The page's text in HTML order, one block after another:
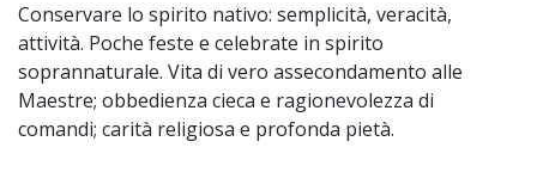
Conservare lo spirito nativo: semplicità, veracità,
attività. Poche feste e celebrate in spirito
soprannaturale. Vita di vero assecondamento alle
Maestre; obbedienza cieca e ragionevolezza di
comandi; carità religiosa e profonda pietà.